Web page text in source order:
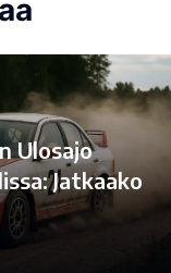
Ulosajo
Jatkaako